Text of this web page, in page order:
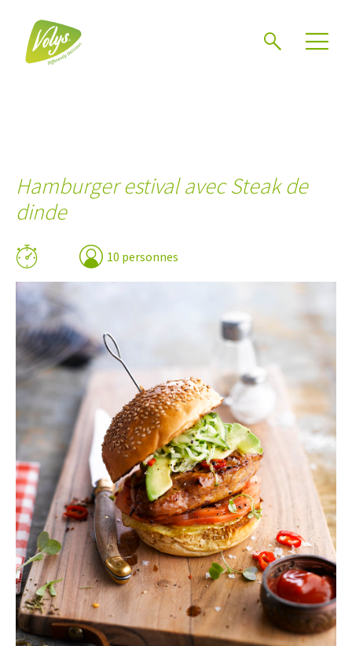
Hamburger estival avec Steak de
dinde
10 personnes